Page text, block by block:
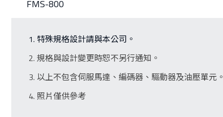
FMS-800
特殊規格設計請與本公司。
規格與設計變更時恕不另行通知。
以上不包含伺服馬達、編碼器、驅動器及油壓單元。
照片僅供參考